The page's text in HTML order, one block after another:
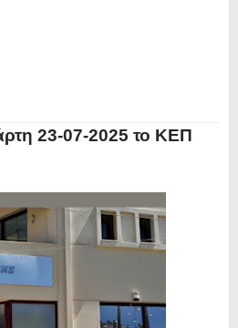
23-07-2025 το ΚΕΠ